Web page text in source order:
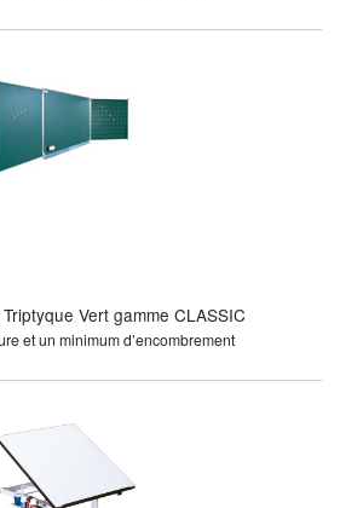
Vert gamme CLASSIC
et un minimum d’encombrement